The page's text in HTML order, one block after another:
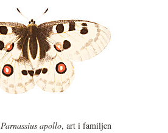
Parnassius apollo, art i familjen